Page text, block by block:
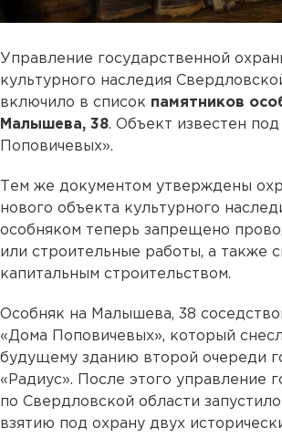
Управление государственной
культурного наследия
включило в список памятников
Малышева, 38. Объект известен
Поповичевых».
Тем же документом утверждены
нового объекта культурного
особняком теперь запрещено
или строительные работы, а также
капитальным строительством.
Особняк на Малышева, 38
«Дома Поповичевых», который
будущему зданию второй очереди
«Радиус». После этого управление
по Свердловской области
взятию под охрану двух